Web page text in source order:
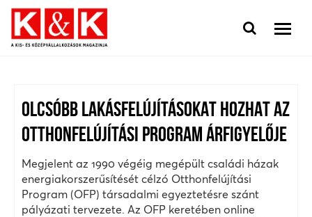
OLCSÓBB LAKÁSFELÚJÍTÁSOKAT HOZHAT AZ
OTTHONFELÚJÍTÁSI PROGRAM ÁRFIGYELŐJE
Megjelent az 1990 végéig megépült családi házak
energiakorszerűsítését célzó Otthonfelújítási
Program (OFP) társadalmi egyeztetésre szánt
pályázati tervezete. Az OFP keretében online